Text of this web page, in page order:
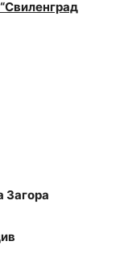
Загора